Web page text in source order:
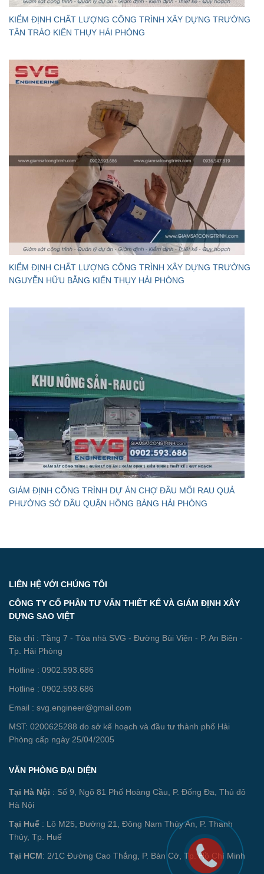
KIỂM ĐỊNH CHẤT LƯỢNG CÔNG TRÌNH XÂY DỰNG TRƯỜNG
TÂN TRÀO KIẾN THỤY HẢI PHÒNG
KIỂM ĐỊNH CHẤT LƯỢNG CÔNG TRÌNH XÂY DỰNG TRƯỜNG
NGUYỄN HỮU BẰNG KIẾN THỤY HẢI PHÒNG
GIÁM ĐỊNH CÔNG TRÌNH DỰ ÁN CHỢ ĐẦU MỐI RAU QUẢ
PHƯỜNG SỞ DẦU QUẬN HỒNG BÀNG HẢI PHÒNG
LIÊN HỆ VỚI CHÚNG TÔI
CÔNG TY CỔ PHẦN TƯ VẤN THIẾT KẾ VÀ GIÁM ĐỊNH XÂY
DỰNG SAO VIỆT
Địa chỉ : Tầng 7 - Tòa nhà SVG - Đường Bùi Viện - P. An Biên -
Tp. Hải Phòng
Hotline : 0902.593.686
Hotline : 0902.593.686
Email : svg.engineer@gmail.com
MST: 0200625288 do sở kế hoạch và đầu tư thành phố Hải
Phòng cấp ngày 25/04/2005
VĂN PHÒNG ĐẠI DIỆN
Tại Hà Nội : Số 9, Ngõ 81 Phố Hoàng Cầu, P. Đống Đa, Thủ đô
Hà Nội
Tại Huế : Lô M25, Đường 21, Đông Nam Thủy An, P. Thanh
Thủy, Tp. Huế
Tại HCM: 2/1C Đường Cao Thắng, P. Bàn Cờ, Tp. Hồ Chí Minh